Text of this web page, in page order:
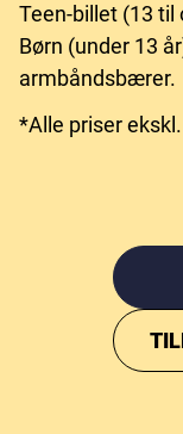
Teen-billet (13 til
Børn (under 13
armbåndsbærer.
*Alle priser